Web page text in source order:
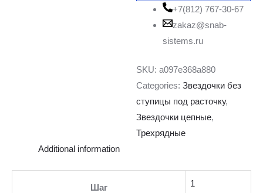
+7(812) 767-30-67
zakaz@snab-
sistems.ru
SKU:a097e368a880
Categories:Звездочки без
ступицы под расточку,
Звездочки цепные,
Трехрядные
Additional information
Шаг 1